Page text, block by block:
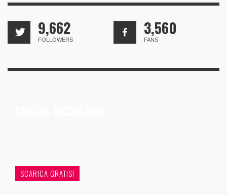
9,662
FOLLOWERS
3,560
FANS
SCARICA GRATIS!